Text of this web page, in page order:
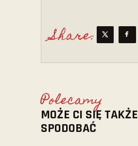
Share:
Polecamy
MOŻE CI SIĘ TAKŻE
SPODOBAĆ